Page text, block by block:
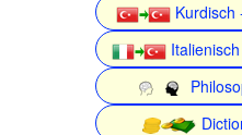
Kurdisch